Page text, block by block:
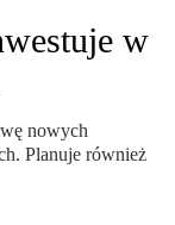
w
nowych
Planuje również